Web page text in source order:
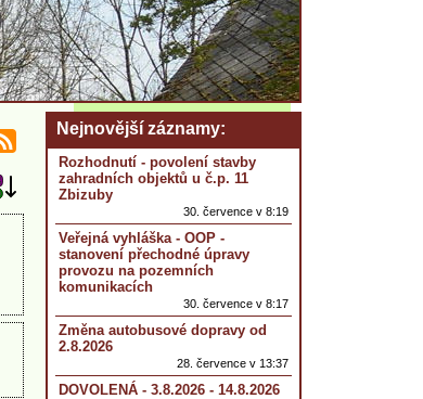
Nejnovější záznamy
Rozhodnutí - povolení stavby
zahradních objektů u č.p. 11
Zbizuby
30. července v 8:19
Veřejná vyhláška - OOP -
stanovení přechodné úpravy
provozu na pozemních
komunikacích
30. července v 8:17
Změna autobusové dopravy od
2.8.2026
28. července v 13:37
DOVOLENÁ - 3.8.2026 - 14.8.2026